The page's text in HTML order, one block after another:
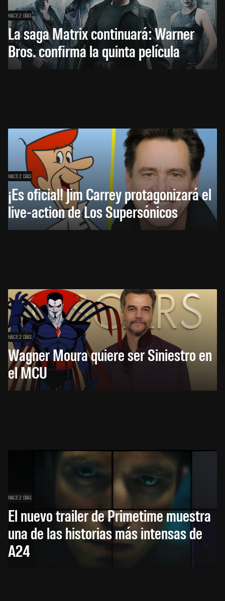
HACE 2 DÍAS
La saga Matrix continuará: Warner
Bros. confirma la quinta película
HACE 2 DÍAS
¡Es oficial! Jim Carrey protagonizará el
live-action de Los Supersónicos
HACE 2 DÍAS
Wagner Moura quiere ser Siniestro en
el MCU
HACE 2 DÍAS
El nuevo trailer de Primetime muestra
una de las historias más intensas de
A24